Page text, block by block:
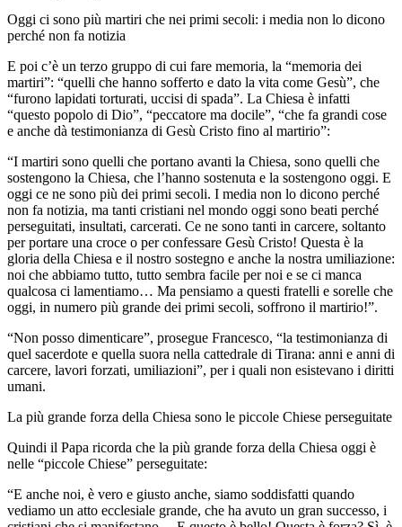
Oggi ci sono più martiri che nei primi secoli: i media non lo dicono
perché non fa notizia
E poi c’è un terzo gruppo di cui fare memoria, la “memoria dei
martiri”: “quelli che hanno sofferto e dato la vita come Gesù”, che
“furono lapidati torturati, uccisi di spada”. La Chiesa è infatti
“questo popolo di Dio”, “peccatore ma docile”, “che fa grandi cose
e anche dà testimonianza di Gesù Cristo fino al martirio”:
“I martiri sono quelli che portano avanti la Chiesa, sono quelli che
sostengono la Chiesa, che l’hanno sostenuta e la sostengono oggi. E
oggi ce ne sono più dei primi secoli. I media non lo dicono perché
non fa notizia, ma tanti cristiani nel mondo oggi sono beati perché
perseguitati, insultati, carcerati. Ce ne sono tanti in carcere, soltanto
per portare una croce o per confessare Gesù Cristo! Questa è la
gloria della Chiesa e il nostro sostegno e anche la nostra umiliazione:
noi che abbiamo tutto, tutto sembra facile per noi e se ci manca
qualcosa ci lamentiamo… Ma pensiamo a questi fratelli e sorelle che
oggi, in numero più grande dei primi secoli, soffrono il martirio!”.
“Non posso dimenticare”, prosegue Francesco, “la testimonianza di
quel sacerdote e quella suora nella cattedrale di Tirana: anni e anni di
carcere, lavori forzati, umiliazioni”, per i quali non esistevano i diritti
umani.
La più grande forza della Chiesa sono le piccole Chiese perseguitate
Quindi il Papa ricorda che la più grande forza della Chiesa oggi è
nelle “piccole Chiese” perseguitate:
“E anche noi, è vero e giusto anche, siamo soddisfatti quando
vediamo un atto ecclesiale grande, che ha avuto un gran successo, i